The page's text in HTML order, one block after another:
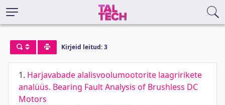
Kirjeid leitud: 3
1. Harjavabade alalisvoolumootorite laagririkete
analüüs. Bearing Fault Analysis of Brushless DC
Motors